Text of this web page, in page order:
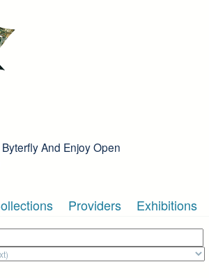
And Enjoy Open
Providers Exhibitions